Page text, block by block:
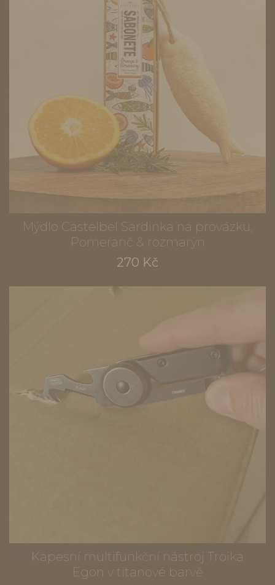
Mýdlo Castelbel Sardinka na provázku,
Pomeranč & rozmarýn
270 Kč
Kapesní multifunkční nástroj Troika
Egon v titanové barvě